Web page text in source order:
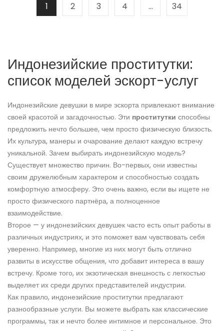
1 2 3 4 … 34
Индонезийские проститутки:
список моделей эскорт-услуг
Индонезийские девушки в мире эскорта привлекают внимание
своей красотой и загадочностью. Эти проститутки способны
предложить нечто большее, чем просто физическую близость.
Их культура, манеры и очарование делают каждую встречу
уникальной. Зачем выбирать индонезийскую модель?
Существует множество причин. Во-первых, они известны
своим дружелюбным характером и способностью создать
комфортную атмосферу. Это очень важно, если вы ищете не
просто физического партнёра, а полноценное
взаимодействие.
Второе — у индонезийских девушек часто есть опыт работы в
различных индустриях, и это поможет вам чувствовать себя
уверенно. Например, многие из них могут быть отлично
развиты в искусстве общения, что добавит интереса в вашу
встречу. Кроме того, их экзотическая внешность с легкостью
выделяет их среди других представителей индустрии.
Как правило, индонезийские проститутки предлагают
разнообразные услуги. Вы можете выбрать как классические
программы, так и нечто более интимное и персональное. Это